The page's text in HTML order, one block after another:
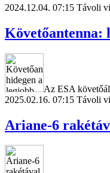
2024.12.04. 07:15 Távoli
Követőantenna:
Az ESA
2025.02.16. 07:15 Távoli
Ariane-6